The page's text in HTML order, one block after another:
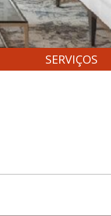
SERVIÇOS